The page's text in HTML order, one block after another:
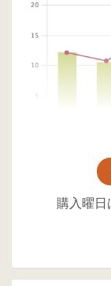
購入曜